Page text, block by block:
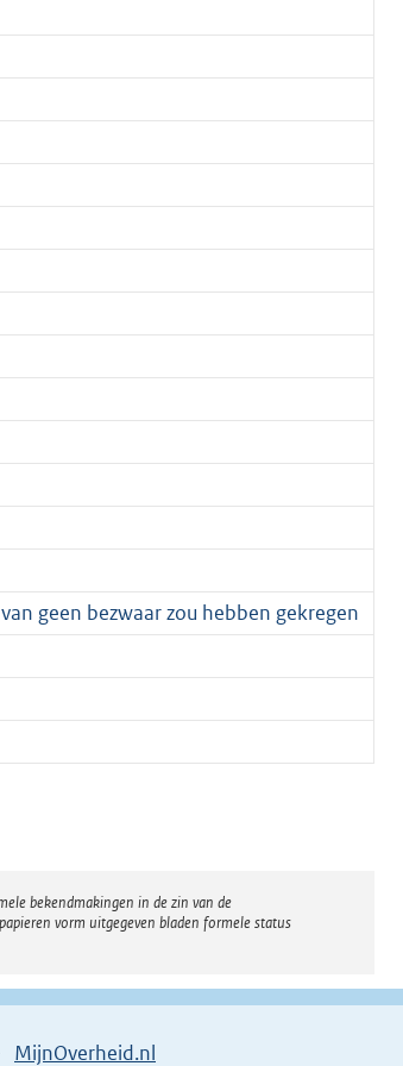
geen bezwaar zou hebben gekregen
bekendmakingen in de zin van de
vorm uitgegeven bladen formele status
MijnOverheid.nl